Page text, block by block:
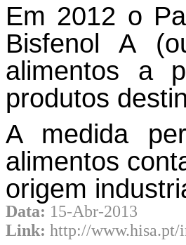
Em 2012 o
Bisfenol A
alimentos a
produtos
A medida
alimentos
origem
Data: 15-Abr-2013
Link: http://www.hisa.pt/